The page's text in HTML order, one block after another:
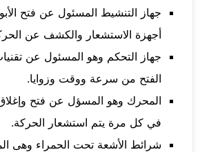
جهاز التنشيط المسئول عن فتح
أجهزة الاستشعار والكشف عن
جهاز التحكم وهو المسئول عن
الفتح من سرعة ووقت وزوايا.
المحرك وهو المسؤل عن فتح وإغلاق
في كل مرة يتم استشعار الحركة.
شرائط الأشعة تحت الحمراء وهى